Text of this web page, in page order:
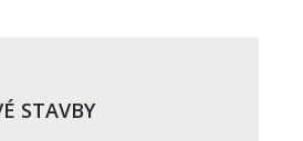
STAVBY